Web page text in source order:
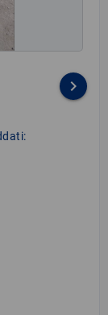
keyboard_arrow_right